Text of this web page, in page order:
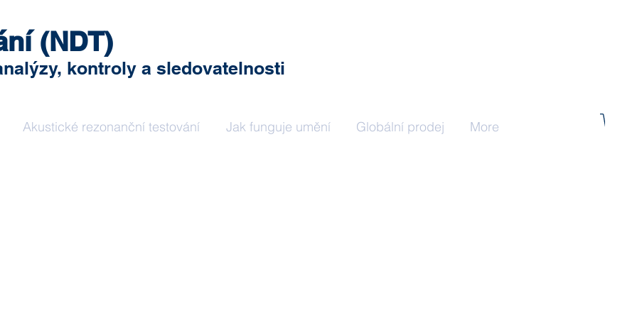
(NDT)
kontroly a sledovatelnosti
Akustické rezonanční testování Jak funguje umění Globální prodej More